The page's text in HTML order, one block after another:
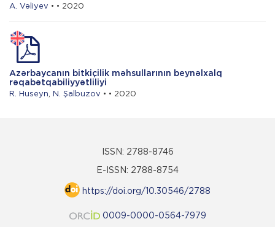
A. Vəliyev • • 2020
Azərbaycanın bitkiçilik məhsullarının beynəlxalq
rəqabətqabiliyyətliliyi
R. Huseyn N. Şalbuzov • • 2020
ISSN: 2788-8746
E-ISSN: 2788-8754
https://doi.org/10.30546/2788
0009-0000-0564-7979